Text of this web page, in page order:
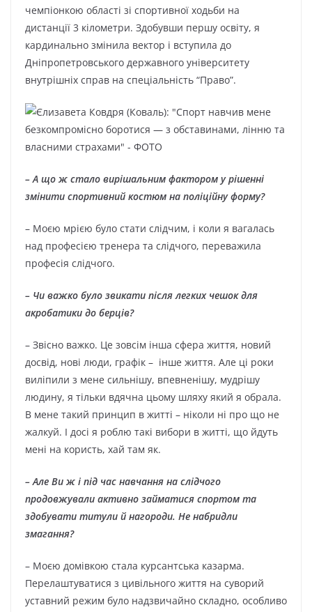
чемпіонкою області зі спортивної ходьби на
дистанції 3 кілометри. Здобувши першу освіту, я
кардинально змінила вектор і вступила до
Дніпропетровського державного університету
внутрішніх справ на спеціальність “Право”.
– А що ж стало вирішальним фактором у рішенні
змінити спортивний костюм на поліційну форму?
– Моєю мрією було стати слідчим, і коли я вагалась
над професією тренера та слідчого, переважила
професія слідчого.
– Чи важко було звикати після легких чешок для
акробатики до берців?
– Звісно важко. Це зовсім інша сфера життя, новий
досвід, нові люди, графік – інше життя. Але ці роки
виліпили з мене сильнішу, впевненішу, мудрішу
людину, я тільки вдячна цьому шляху який я обрала.
В мене такий принцип в житті – ніколи ні про що не
жалкуй. І досі я роблю такі вибори в житті, що йдуть
мені на користь, хай там як.
– Але Ви ж і під час навчання на слідчого
продовжували активно займатися спортом та
здобувати титули й нагороди. Не набридли
змагання?
– Моєю домівкою стала курсантська казарма.
Перелаштуватися з цивільного життя на суворий
уставний режим було надзвичайно складно, особливо